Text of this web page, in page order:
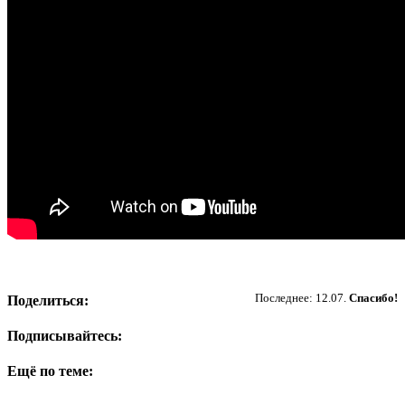
Последнее: 12.07. Спасибо!
Поделиться:
Подписывайтесь:
Ещё по теме: